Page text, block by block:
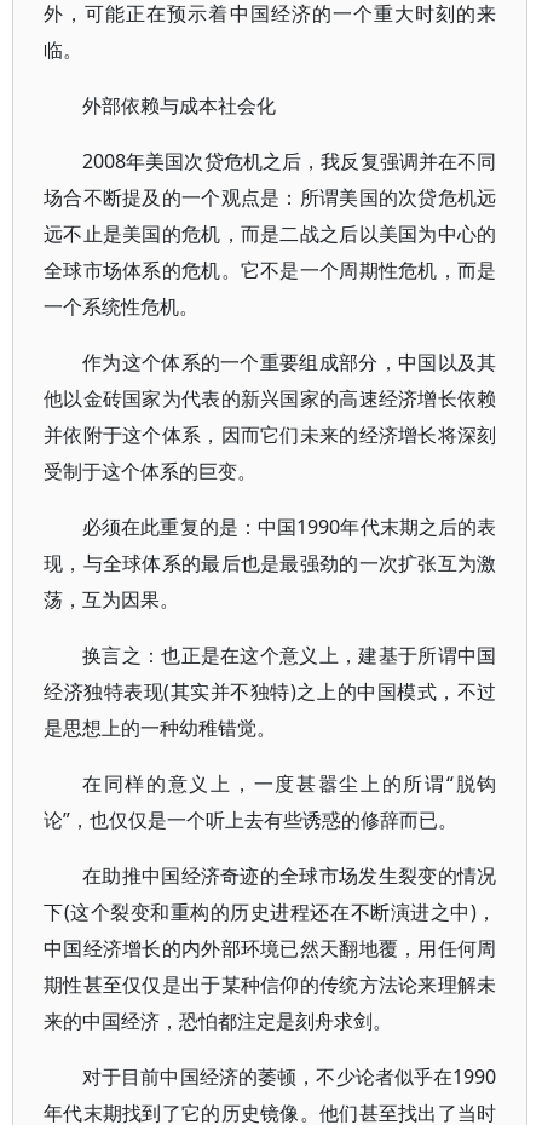
外，可能正在预示着中国经济的一个重大时刻的来
临。
外部依赖与成本社会化
2008年美国次贷危机之后，我反复强调并在不同
场合不断提及的一个观点是：所谓美国的次贷危机远
远不止是美国的危机，而是二战之后以美国为中心的
全球市场体系的危机。它不是一个周期性危机，而是
一个系统性危机。
作为这个体系的一个重要组成部分，中国以及其
他以金砖国家为代表的新兴国家的高速经济增长依赖
并依附于这个体系，因而它们未来的经济增长将深刻
受制于这个体系的巨变。
必须在此重复的是：中国1990年代末期之后的表
现，与全球体系的最后也是最强劲的一次扩张互为激
荡，互为因果。
换言之：也正是在这个意义上，建基于所谓中国
经济独特表现(其实并不独特)之上的中国模式，不过
是思想上的一种幼稚错觉。
在同样的意义上，一度甚嚣尘上的所谓“脱钩
论”，也仅仅是一个听上去有些诱惑的修辞而已。
在助推中国经济奇迹的全球市场发生裂变的情况
下(这个裂变和重构的历史进程还在不断演进之中)，
中国经济增长的内外部环境已然天翻地覆，用任何周
期性甚至仅仅是出于某种信仰的传统方法论来理解未
来的中国经济，恐怕都注定是刻舟求剑。
对于目前中国经济的萎顿，不少论者似乎在1990
年代末期找到了它的历史镜像。他们甚至找出了当时